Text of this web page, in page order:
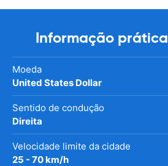
Informação prática
Moeda
United States Dollar
Sentido de condução
Direita
Velocidade limite da cidade
25 - 70 km/h